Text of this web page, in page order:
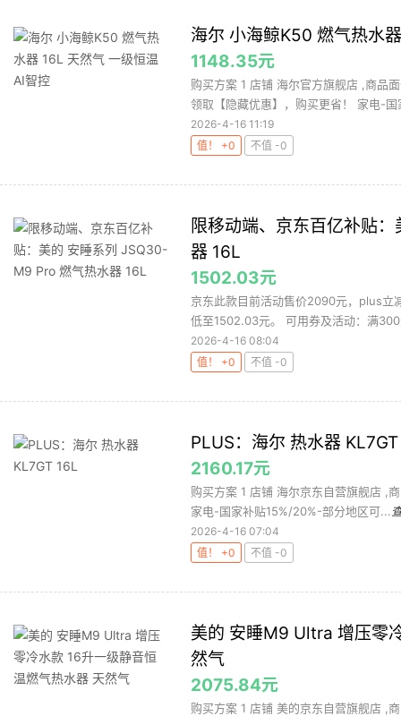
海尔 小海鲸K50 燃气热水
1148.35元
购买方案 1 店铺 海尔官方旗舰店 ,商品
领取【隐藏优惠】，购买更省！ 家电-国
2026-4-16 11:19
值！ +0
不值 -0
限移动端、京东百亿补贴
器 16L
1502.03元
京东此款目前活动售价2090元，plus立
低至1502.03元。 可用券及活动：满
2026-4-16 08:04
值！ +0
不值 -0
PLUS：海尔 热水器
2160.17元
购买方案 1 店铺 海尔京东自营旗舰店 ,
家电-国家补贴15%/20%-部分地区可...
2026-4-16 07:04
值！ +0
不值 -0
美的 安睡M9 Ultra 增压零
然气
2075.84元
购买方案 1 店铺 美的京东自营旗舰店 ,